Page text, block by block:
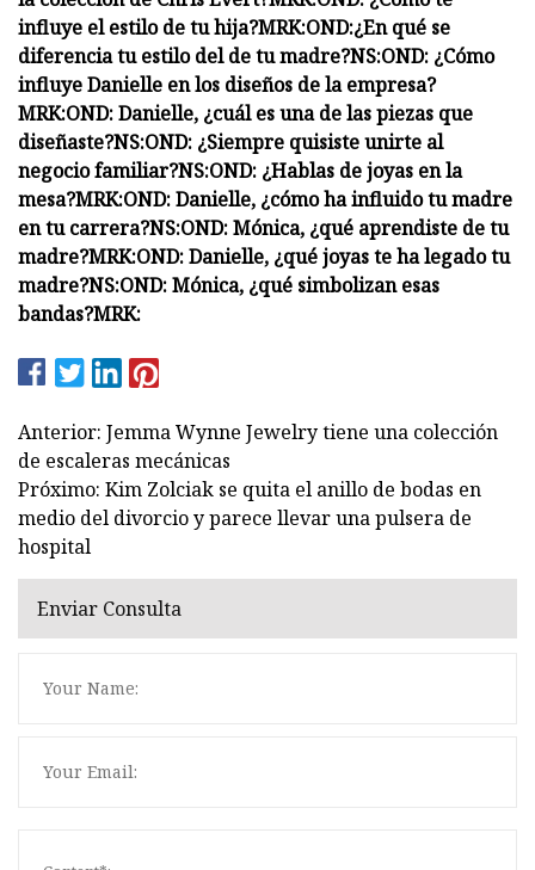
influye el estilo de tu hija?MRK:OND:¿En qué se
diferencia tu estilo del de tu madre?NS:OND: ¿Cómo
influye Danielle en los diseños de la empresa?
MRK:OND: Danielle, ¿cuál es una de las piezas que
diseñaste?NS:OND: ¿Siempre quisiste unirte al
negocio familiar?NS:OND: ¿Hablas de joyas en la
mesa?MRK:OND: Danielle, ¿cómo ha influido tu madre
en tu carrera?NS:OND: Mónica, ¿qué aprendiste de tu
madre?MRK:OND: Danielle, ¿qué joyas te ha legado tu
madre?NS:OND: Mónica, ¿qué simbolizan esas
bandas?MRK:
Anterior: Jemma Wynne Jewelry tiene una colección
de escaleras mecánicas
Próximo: Kim Zolciak se quita el anillo de bodas en
medio del divorcio y parece llevar una pulsera de
hospital
Enviar Consulta